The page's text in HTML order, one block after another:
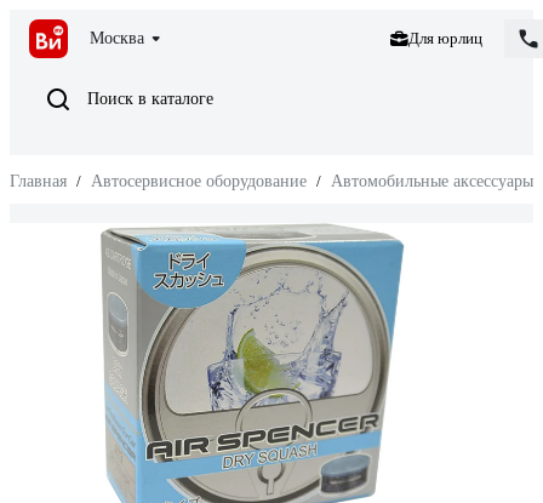
Москва Для юрлиц
Поиск в каталоге
Главная / Автосервисное оборудование / Автомобильные аксессуары